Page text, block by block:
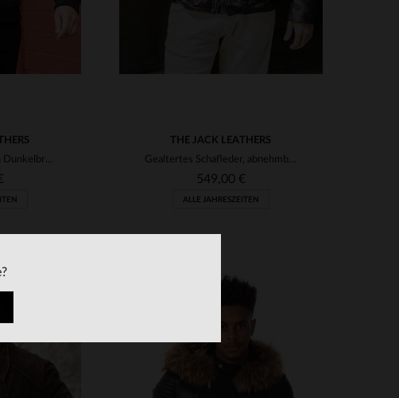
Schafleder-Blouson in Dunkelbraun mit Rub-Off-Kragen - zeitlos elegant
THE JACK LEATHERS
Gealtertes Schafleder, abnehmbarer Kragen - zeitloser Fliegerblouson.
549,00 €
ALLE JAHRESZEITEN